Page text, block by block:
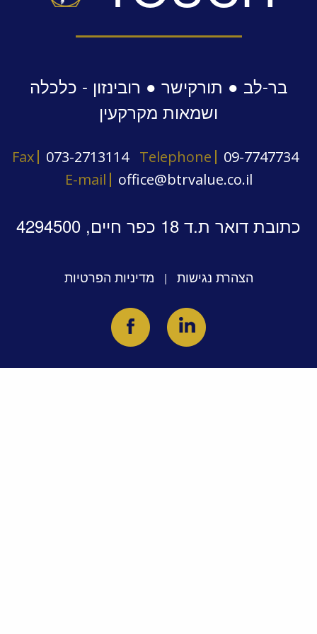
בר-לב ● תורקישר ● רובינזון - כלכלה
ושמאות מקרקעין
Fax 073-2713114 Telephone
09-7747734
E-mail
office@btrvalue.co.il
כתובת דואר ת.ד 18 כפר חיים, 4294500
הצהרת נגישות | מדיניות הפרטיות